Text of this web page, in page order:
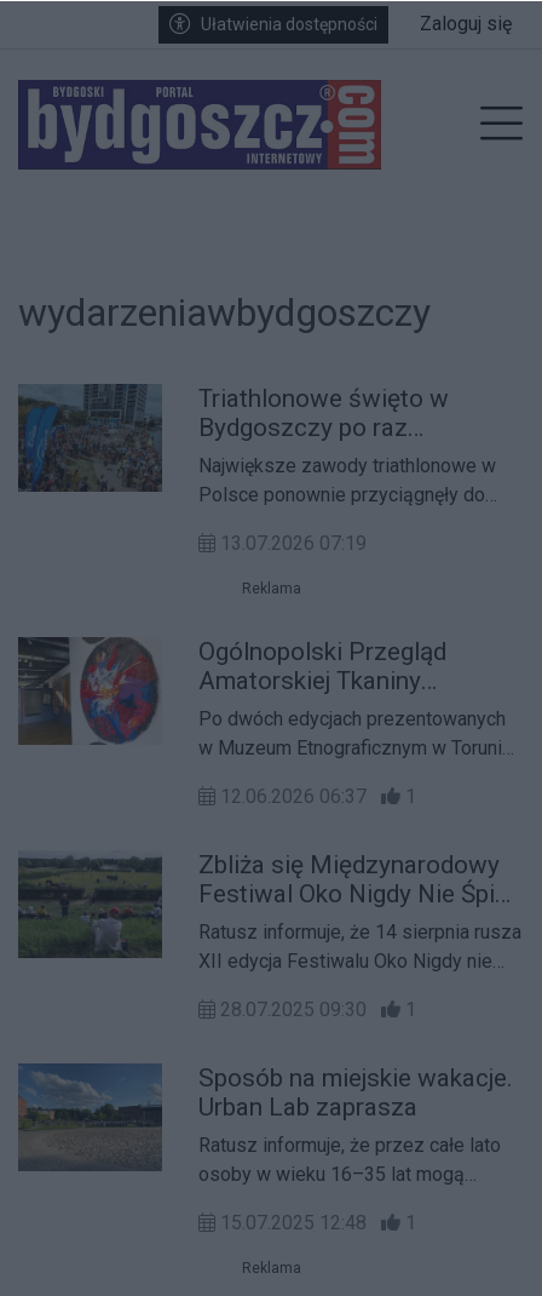
Przejdź do głównych treści
Przejdź do wyszukiwarki
Przejdź do głównego menuUłatwienia dostępności Zaloguj się
wydarzeniawbydgoszczy
Triathlonowe święto w
Bydgoszczy po raz
dwunasty! Enea Bydgoszcz
Triathlon 2026 już za nami
Największe zawody triathlonowe w
Polsce ponownie przyciągnęły do
kibiców. W weekend 11-12 lipca ulice,
bulwary i Brda stały się areną
rekordów życiowych i
niezapomnianych chwil. Dwunasta
edycja Enea Bydgoszcz Triathlon
potwierdziła, że stolica Kujaw i
Pomorza na dobre stała się stolicą
polskiego triathlonu.
13.07.2026 07:19
Reklama
Ogólnopolski Przegląd
Amatorskiej Tkaniny
Unikatowej wraca do
Bydgoszczy
Po dwóch edycjach prezentowanych
w Muzeum Etnograficznym w Toruniu
twórczości tkackiej ponownie zagości
12.06.2026 06:37 1
Zbliża się Międzynarodowy
Festiwal Oko Nigdy Nie Śpi
2025
Ratusz informuje, że 14 sierpnia rusza
XII edycja Festiwalu Oko Nigdy nie
m.in. Anda Rottenberg, Philip
Kuśmirowski. Hasłem przewodnim tej
edycji są "Igrzyska".
28.07.2025 09:30 1
Sposób na miejskie wakacje.
Urban Lab zaprasza
Ratusz informuje, że przez całe lato
osoby w wieku 16–35 lat mogą
Urban Labie. Każdy dzień tygodnia to
inna energia, inny temat i nowe
15.07.2025 12:48 1
Reklama